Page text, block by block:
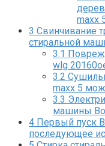
maxx
3 Свинчивание
стиральной
3.1
wlg
3.2
maxx 5
3.3
машины
4 Первый пуск
последующее